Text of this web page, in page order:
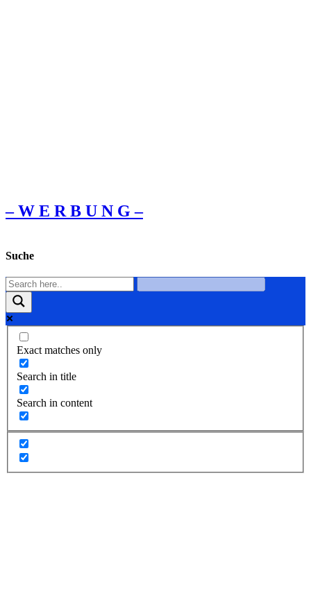
– W Ε R Β U Ν G –
Suche
Exact matches only
Search in title
Search in content